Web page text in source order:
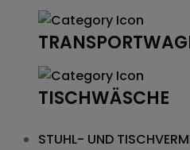
TISCHWÄSCHE
STUHL- UND